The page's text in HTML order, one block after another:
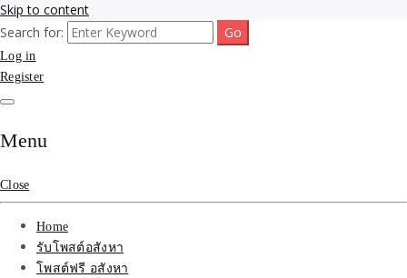
Skip to content
รับจ้างโพสขายบ้าน ที่ดิน
ติดAI SEO กับบริษัทใหญ่
รับจ้างทำโฆษณา สินค้า
บ้านที่ดิน ราคา ถูกและดี
ที่สุด บริการ โปรโมท
โฆษณารับโพสอสังหา ทีม
รับจ้างโพสขายบ้าน ที่ดิน ไม่มีค่านายหน้า กับบริษัท SEO-AI เน้นติดหน้า
แรก บริการโพสต์ โปรโมท รับจ้างทำโฆษณา ราคาถูก เว็บขายบ้าน รับโพ
สอสังหา ติดหน้าแรกกูเกิ้ล ทีมงาน บริํษัทใหญ่ รับประกันผลงาน ที่เดียวใน
Search for:
Log in
Register
Menu
Close
Home
รับโพสต์อสังหา
โพสต์ฟรี อสังหา